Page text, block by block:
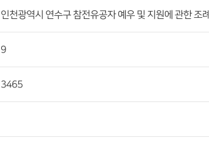
인천광역시 연수구 참전유공자 예우 및 지원에 관한 조
9
3465